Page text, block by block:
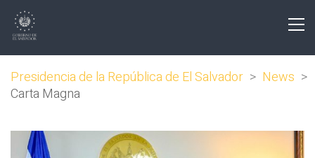
Presidencia de la República de El Salvador > News >
Carta Magna